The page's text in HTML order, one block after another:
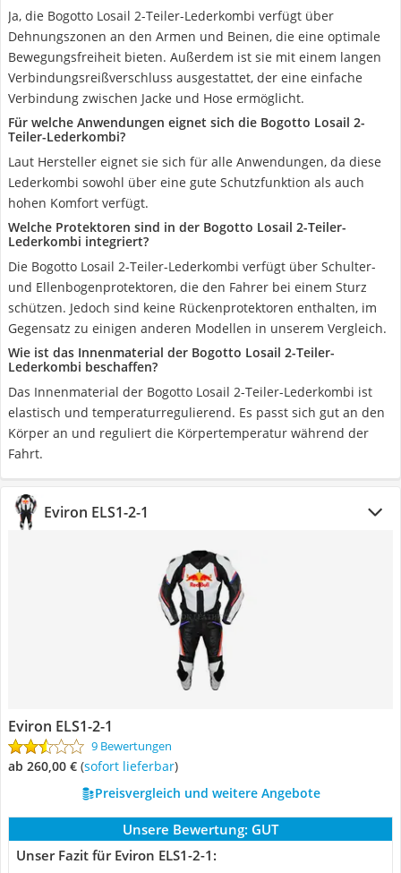
Ja, die Bogotto Losail 2-Teiler-Lederkombi verfügt über
Dehnungszonen an den Armen und Beinen, die eine optimale
Bewegungsfreiheit bieten. Außerdem ist sie mit einem langen
Verbindungsreißverschluss ausgestattet, der eine einfache
Verbindung zwischen Jacke und Hose ermöglicht.
Für welche Anwendungen eignet sich die Bogotto Losail 2-
Teiler-Lederkombi?
Laut Hersteller eignet sie sich für alle Anwendungen, da diese
Lederkombi sowohl über eine gute Schutzfunktion als auch
hohen Komfort verfügt.
Welche Protektoren sind in der Bogotto Losail 2-Teiler-
Lederkombi integriert?
Die Bogotto Losail 2-Teiler-Lederkombi verfügt über Schulter-
und Ellenbogenprotektoren, die den Fahrer bei einem Sturz
schützen. Jedoch sind keine Rückenprotektoren enthalten, im
Gegensatz zu einigen anderen Modellen in unserem Vergleich.
Wie ist das Innenmaterial der Bogotto Losail 2-Teiler-
Lederkombi beschaffen?
Das Innenmaterial der Bogotto Losail 2-Teiler-Lederkombi ist
elastisch und temperaturregulierend. Es passt sich gut an den
Körper an und reguliert die Körpertemperatur während der
Fahrt.
Eviron ELS1-2-1
Eviron ELS1-2-1
9 Bewertungen
ab 260,00 € ( Sofort lieferbar)
Preisvergleich und weitere Angebote
Unsere Bewertung: GUT
Unser Fazit für Eviron ELS1-2-1: